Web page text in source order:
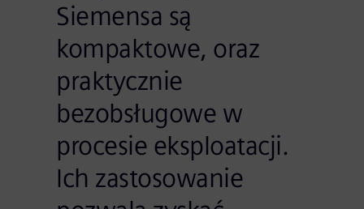
Siemensa są
kompaktowe, oraz
praktycznie
bezobsługowe w
procesie eksploatacji.
Ich zastosowanie